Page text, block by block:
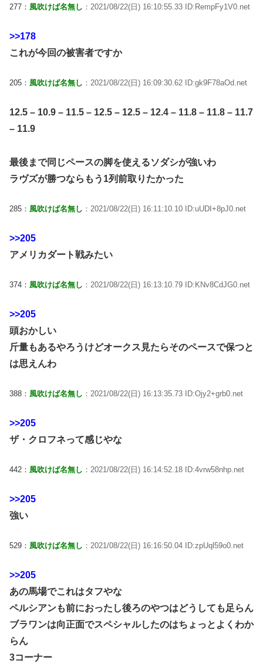
277： 風吹けば名無し ：2021/08/22(日) 16:10:55.33 ID:RempFy1V0.net
>>178
これが今回の被害者ですか
205： 風吹けば名無し ：2021/08/22(日) 16:09:30.62 ID:gk9F78aOd.net
12.5 – 10.9 – 11.5 – 12.5 – 12.5 – 12.4 – 11.8 – 11.8 – 11.7
– 11.9
最後まで同じペースの脚を使えるソダシが強いわ
ラヴズが勝つならもう1列前取りたかった
285： 風吹けば名無し ：2021/08/22(日) 16:11:10.10 ID:uUDI+8pJ0.net
>>205
アメリカダート戦みたい
374： 風吹けば名無し ：2021/08/22(日) 16:13:10.79 ID:KNv8CdJG0.net
>>205
頭おかしい
斤量もあるやろうけどオークス見たらそのペースで保つと
は思えんわ
388： 風吹けば名無し ：2021/08/22(日) 16:13:35.73 ID:Ojy2+grb0.net
>>205
ザ・クロフネって感じやな
442： 風吹けば名無し ：2021/08/22(日) 16:14:52.18 ID:4vrw58nhp.net
>>205
強い
529： 風吹けば名無し ：2021/08/22(日) 16:16:50.04 ID:zpUql59o0.net
>>205
あの馬場でこれはタフやな
ペルシアンも前におったし後ろのやつはどうしても足らん
ブラワンは向正面でスペシャルしたのはちょっとよくわか
らん
3コーナー